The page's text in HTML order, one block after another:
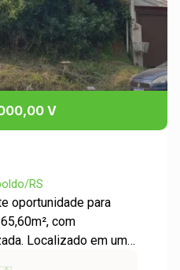
V
RS
oportunidade para
com
Localizado em um